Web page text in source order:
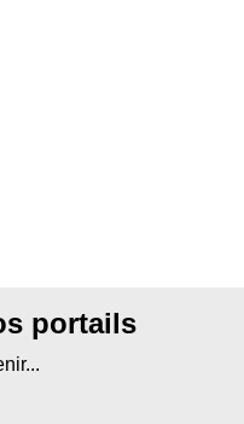
portails